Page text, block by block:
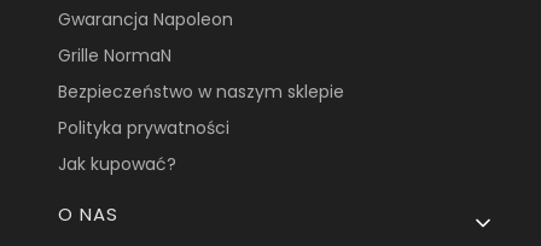
Gwarancja Napoleon
Grille NormaN
Bezpieczeństwo w naszym sklepie
Polityka prywatności
Jak kupować?
O NAS